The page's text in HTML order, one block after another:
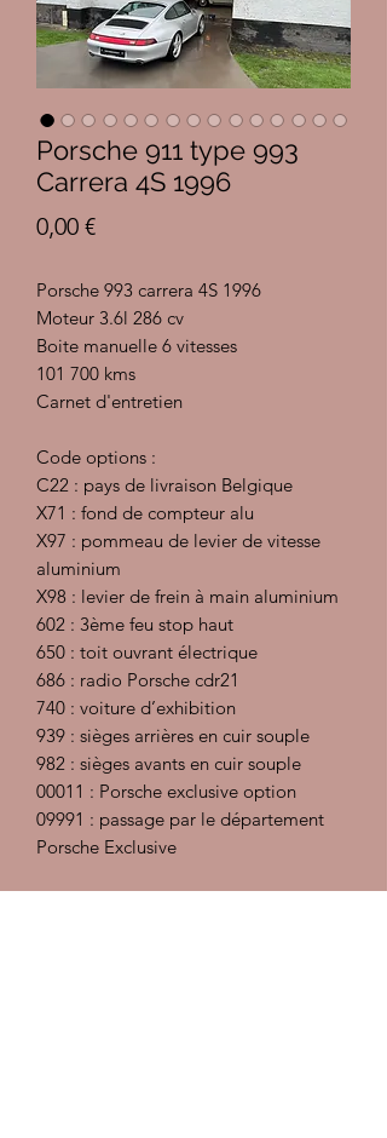
Porsche 911 type 993
Carrera 4S 1996
0,00 €Prix
Porsche 993 carrera 4S 1996
Moteur 3.6l 286 cv
Boite manuelle 6 vitesses
101 700 kms
Carnet d'entretien
Code options :
C22 : pays de livraison Belgique
X71 : fond de compteur alu
X97 : pommeau de levier de vitesse
aluminium
X98 : levier de frein à main aluminium
602 : 3ème feu stop haut
650 : toit ouvrant électrique
686 : radio Porsche cdr21
740 : voiture d’exhibition
939 : sièges arrières en cuir souple
982 : sièges avants en cuir souple
00011 : Porsche exclusive option
09991 : passage par le département
Porsche Exclusive